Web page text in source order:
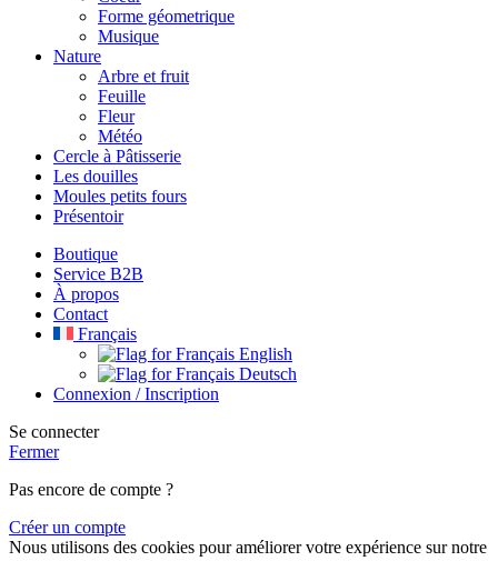
Forme géometrique
Musique
Nature
Arbre et fruit
Feuille
Fleur
Météo
Cercle à Pâtisserie
Les douilles
Moules petits fours
Présentoir
Boutique
Service B2B
À propos
Contact
Français
English
Deutsch
Connexion / Inscription
Se connecter
Fermer
Pas encore de compte ?
Créer un compte
Nous utilisons des cookies pour améliorer votre expérience sur notre